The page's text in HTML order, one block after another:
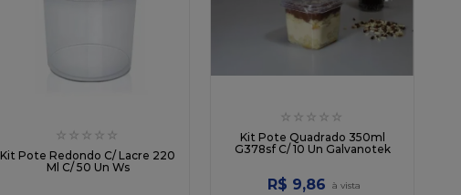
☆ ☆ ☆ ☆ ☆
Kit Pote Redondo C/ Lacre 220
Ml C/ 50 Un Ws
☆ ☆ ☆ ☆ ☆
Kit Pote Quadrado 350ml
G378sf C/ 10 Un Galvanotek
R$ 9,86